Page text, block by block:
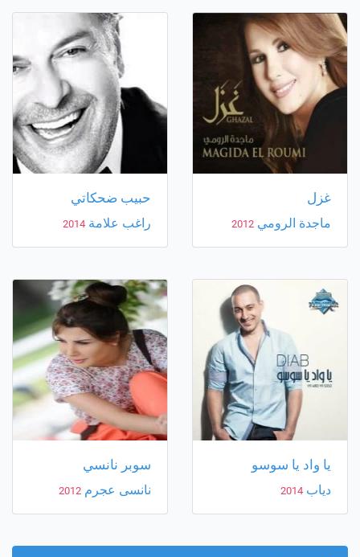
غزل
ماجدة الرومي 2012
حبيب ضحكاتي
راغب علامة 2014
يا واد يا سوسو
دياب 2014
سوبر نانسي
نانسى عجرم 2012